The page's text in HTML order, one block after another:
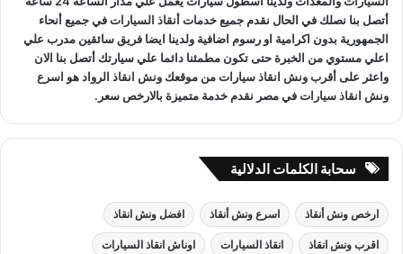
أتصل بنا نصلك في الحال نقدم جميع خدماتأنقاذ السياراتفي جميع أنحاء
الجمهورية بدون اكرامية او رسوم اضافية ولدينا ايضا فريق سائقين مدرب علي
اعلي مستوي من الخبرة حتى تكون مطمئنا دائما علي سيارتك أتصل بنا الان
واعثر علىأقرب ونش انقاذ سياراتمن موقعك ونش انقاذ الرواد هو اسرع
ونش انقاذ سياراتفي مصر نقدم خدمة متميزة بالارخص سعر.
سحابة الكلمات الدلالية
ارخص ونش أنقاذ اسرع ونش أنقاذ افضل ونش انقاذ
اقرب ونش انقاذ انقاذ السيارات اوناش انقاذ السيارات